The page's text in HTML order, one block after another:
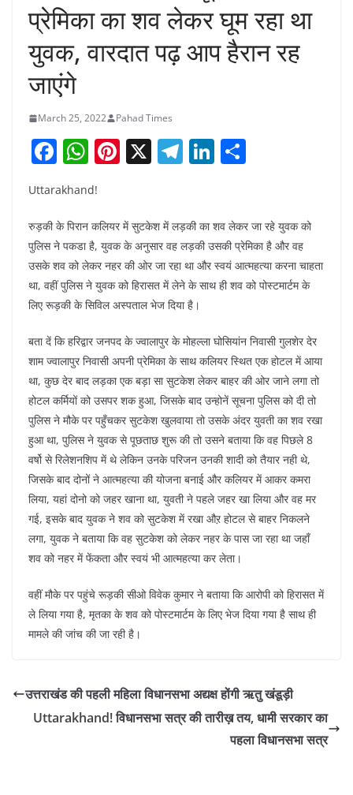
प्रेमिका का शव लेकर घूम रहा था
युवक, वारदात पढ़ आप हैरान रह
जाएंगे
March 25, 2022 Pahad Times
F
a
c
e
b
o
o
k
W
h
at
s
A
p
p
Pi
e
st
X T
gr
a
m
Li
e
dI
n
e
Uttarakhand!
रुड़की के पिरान कलियर में सुटकेश में लड़की का शव लेकर जा रहे युवक को
पुलिस ने पकडा है, युवक के अनुसार वह लड़की उसकी प्रेमिका है और वह
उसके शव को लेकर नहर की ओर जा रहा था और स्वयं आत्महत्या करना चाहता
था, वहीं पुलिस ने युवक को हिरासत में लेने के साथ ही शव को पोस्टमार्टम के
लिए रूड़की के सिविल अस्पताल भेज दिया है।
बता दें कि हरिद्वार जनपद के ज्वालापुर के मोहल्ला घोसियांन निवासी गुलशेर देर
शाम ज्वालापुर निवासी अपनी प्रेमिका के साथ कलियर स्थित एक होटल में आया
था, कुछ देर बाद लड़का एक बड़ा सा सुटकेश लेकर बाहर की ओर जाने लगा तो
होटल कर्मियों को उसपर शक हुआ, जिसके बाद उन्होनें सूचना पुलिस को दी तो
पुलिस ने मौके पर पहुँचकर सुटकेश खुलवाया तो उसके अंदर युवती का शव रखा
हुआ था, पुलिस ने युवक से पूछताछ शुरू की तो उसने बताया कि वह पिछले 8
वर्षो से रिलेशनशिप में थे लेकिन उनके परिजन उनकी शादी को तैयार नही थे,
जिसके बाद दोनों ने आत्महत्या की योजना बनाई और कलियर में आकर कमरा
लिया, यहां दोनो को जहर खाना था, युवती ने पहले जहर खा लिया और वह मर
गई, इसके बाद युवक ने शव को सुटकेश में रखा औऱ होटल से बाहर निकलने
लगा, युवक ने बताया कि वह सुटकेश को लेकर नहर के पास जा रहा था जहाँ
शव को नहर में फेंकता और स्वयं भी आत्महत्या कर लेता।
वहीं मौके पर पहुंचे रूड़की सीओ विवेक कुमार ने बताया कि आरोपी को हिरासत में
ले लिया गया है, मृतका के शव को पोस्टमार्टम के लिए भेज दिया गया है साथ ही
मामले की जांच की जा रही है।
उत्तराखंड की पहली महिला विधानसभा अद्यक्ष होंगी ऋतु खंडूड़ी
Uttarakhand! विधानसभा सत्र की तारीख़ तय, धामी सरकार का
पहला विधानसभा सत्र